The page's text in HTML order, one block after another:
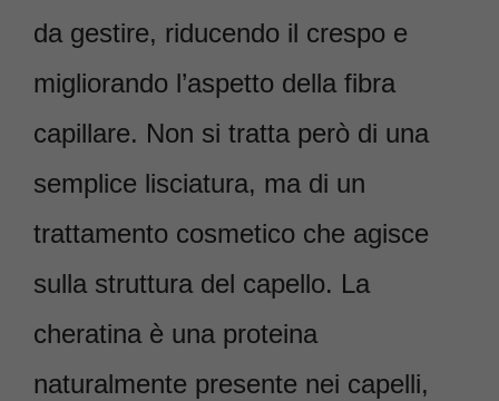
da gestire, riducendo il crespo e
migliorando l’aspetto della fibra
capillare. Non si tratta però di una
semplice lisciatura, ma di un
trattamento cosmetico che agisce
sulla struttura del capello. La
cheratina è una proteina
naturalmente presente nei capelli,